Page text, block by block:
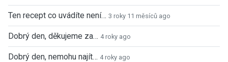
Ten recept co uvádíte není… 3 roky 11 měsíců ago
Dobrý den, děkujeme za… 4 roky ago
Dobrý den, nemohu najít… 4 roky ago